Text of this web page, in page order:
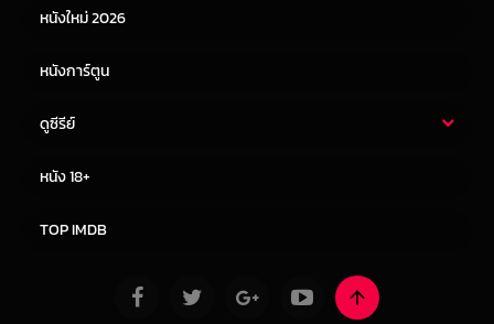
หนังใหม่ 2026
หนังการ์ตูน
ดูซีรีย์
หนัง 18+
TOP IMDB